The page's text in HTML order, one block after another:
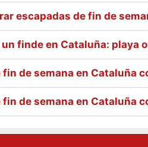
escapadas de fin de
finde en Cataluña: playa
de semana en Cataluña
de semana en Cataluña